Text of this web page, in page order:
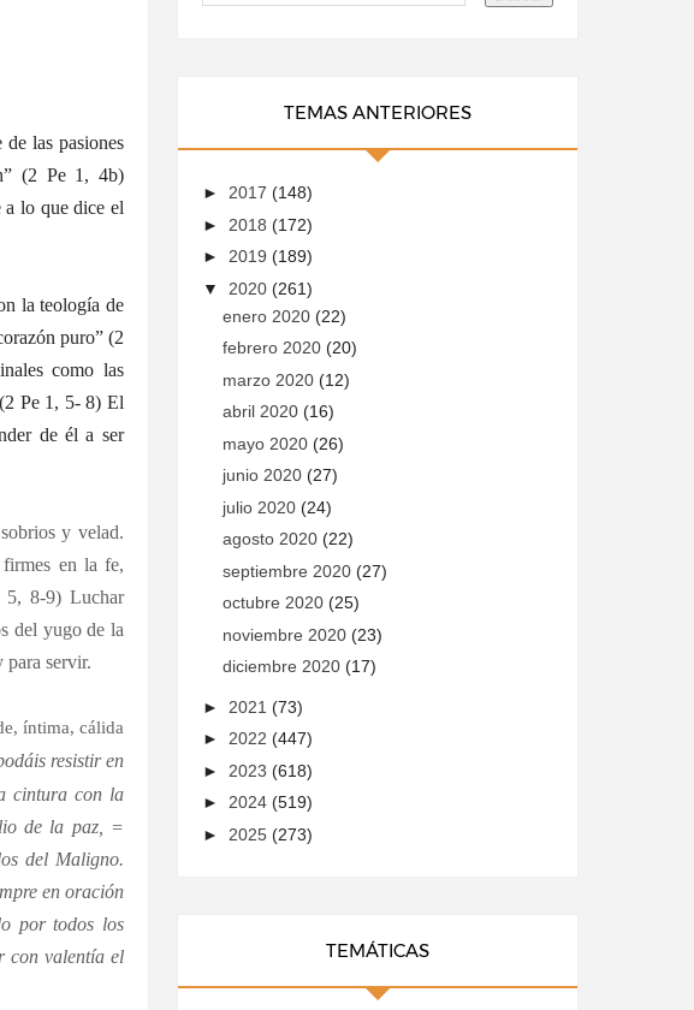
las pasiones
(2 Pe 1, 4b)
lo que dice el
la teología de
puro” (2
como las
Pe 1, 5- 8) El
de él a ser
y velad.
en la fe,
5, 8-9) Luchar
del yugo de la
servir.
íntima, cálida
resistir en
cintura con la
de la paz, =
del Maligno.
en oración
por todos los
con valentía el
TEMAS ANTERIORES
► 2017 (148)
► 2018 (172)
► 2019 (189)
▼ 2020 (261)
enero 2020 (22)
febrero 2020 (20)
marzo 2020 (12)
abril 2020 (16)
mayo 2020 (26)
junio 2020 (27)
julio 2020 (24)
agosto 2020 (22)
septiembre 2020 (27)
octubre 2020 (25)
noviembre 2020 (23)
diciembre 2020 (17)
► 2021 (73)
► 2022 (447)
► 2023 (618)
► 2024 (519)
► 2025 (273)
TEMÁTICAS